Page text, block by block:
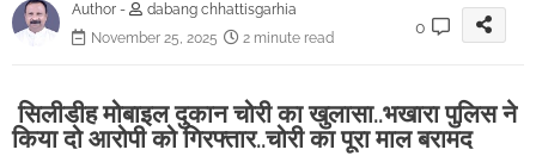
Author -
dabang chhattisgarhia
November 25, 2025
2 minute read
0
सिलीडीह मोबाइल दुकान चोरी का खुलासा..भखारा पुलिस ने
किया दो आरोपी को गिरफ्तार..चोरी का पूरा माल बरामद